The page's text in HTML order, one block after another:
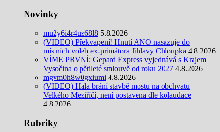
Novinky
mu2y6i4r4uz68l8 5.8.2026
(VIDEO) Překvapení! Hnutí ANO nasazuje do
místních voleb ex-primátora Jihlavy Chloupka 4.8.2026
VÍME PRVNÍ: Gepard Express vyjednává s Krajem
Vysočina o pětileté smlouvě od roku 2027 4.8.2026
mgvm0h8w0gxiumi 4.8.2026
(VIDEO) Hala brání stavbě mostu na obchvatu
Velkého Meziříčí, není postavena dle kolaudace
4.8.2026
Rubriky